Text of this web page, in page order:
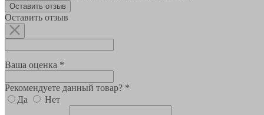
Оставить отзыв
Оставить отзыв
Ваша оценка *
Рекомендуете данный товар? *
Да
Нет